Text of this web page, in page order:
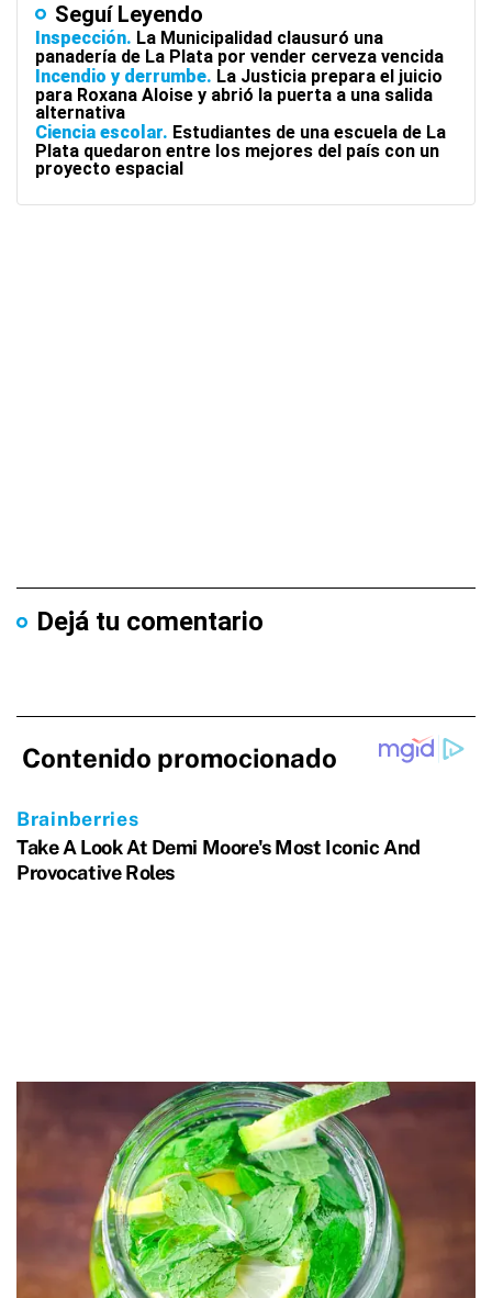
Seguí Leyendo
Inspección La Municipalidad clausuró una
panadería de La Plata por vender cerveza vencida
Incendio y derrumbe La Justicia prepara el juicio
para Roxana Aloise y abrió la puerta a una salida
alternativa
Ciencia escolar Estudiantes de una escuela de La
Plata quedaron entre los mejores del país con un
proyecto espacial
Dejá tu comentario